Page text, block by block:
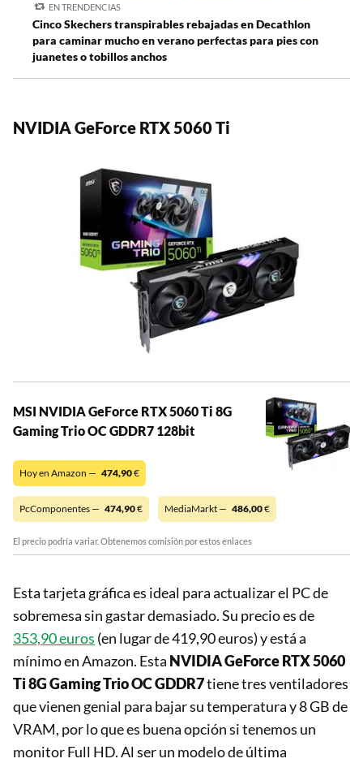
EN TRENDENCIAS
Cinco Skechers transpirables rebajadas en Decathlon
para caminar mucho en verano perfectas para pies con
juanetes o tobillos anchos
NVIDIA GeForce RTX 5060 Ti
MSI NVIDIA GeForce RTX 5060 Ti 8G
Gaming Trio OC GDDR7 128bit
Hoy en Amazon — 474,90€
PcComponentes — 474,90€ MediaMarkt — 486,00€
El precio podría variar. Obtenemos comisión por estos enlaces
Esta tarjeta gráfica es ideal para actualizar el PC de
sobremesa sin gastar demasiado. Su precio es de
353,90 euros (en lugar de 419,90 euros) y está a
mínimo en Amazon. Esta NVIDIA GeForce RTX 5060
Ti 8G Gaming Trio OC GDDR7tiene tres ventiladores
que vienen genial para bajar su temperatura y 8 GB de
VRAM, por lo que es buena opción si tenemos un
monitor Full HD. Al ser un modelo de última